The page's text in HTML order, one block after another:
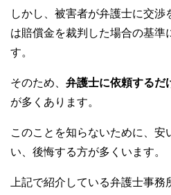
しかし、被害者が弁護士に交渉
は賠償金を裁判した場合の基準
す。
そのため、 弁護士に依頼するだ
が多くあります。
このことを知らないために、安
い、後悔する方が多くいます。
上記で紹介している弁護士事